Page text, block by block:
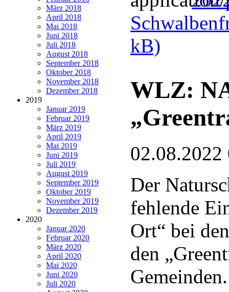
März 2018
April 2018
Mai 2018
Juni 2018
Juli 2018
August 2018
September 2018
Oktober 2018
November 2018
Dezember 2018
2019
Januar 2019
Februar 2019
März 2019
April 2019
Mai 2019
Juni 2019
Juli 2019
August 2019
September 2019
Oktober 2019
November 2019
Dezember 2019
2020
Januar 2020
Februar 2020
März 2020
April 2020
Mai 2020
Juni 2020
Juli 2020
kB)
WLZ:
02.08.2022
Der
fehlende
Ort“ bei
den
Gemeinden.